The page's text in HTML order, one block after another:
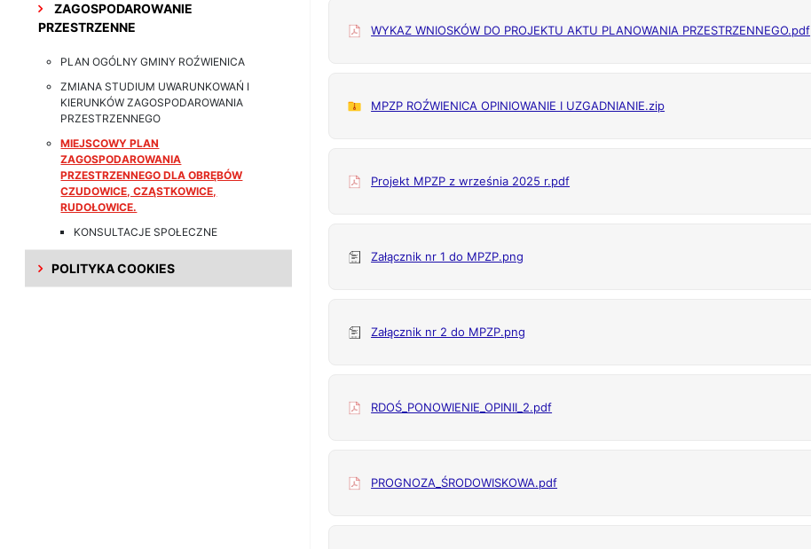
ZAGOSPODAROWANIE
PRZESTRZENNE
PLAN OGÓLNY GMINY ROŹWIENICA
ZMIANA STUDIUM UWARUNKOWAŃ I
KIERUNKÓW ZAGOSPODAROWANIA
PRZESTRZENNEGO
MIEJSCOWY PLAN
ZAGOSPODAROWANIA
PRZESTRZENNEGO DLA OBRĘBÓW
CZUDOWICE, CZĄSTKOWICE,
RUDOŁOWICE.
KONSULTACJE SPOŁECZNE
POLITYKA COOKIES
WYKAZ WNIOSKÓW DO PROJEKTU AKTU PLANOWANIA PRZESTRZENNEGO.pdf
MPZP ROŹWIENICA OPINIOWANIE I UZGADNIANIE.zip
Projekt MPZP z września 2025 r.pdf
Załącznik nr 1 do MPZP.png
Załącznik nr 2 do MPZP.png
RDOŚ_PONOWIENIE_OPINII_2.pdf
PROGNOZA_ŚRODOWISKOWA.pdf